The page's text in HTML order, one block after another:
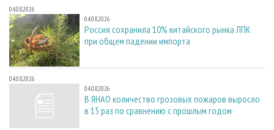
04.08.2026
04.08.2026
Россия сохранила 10% китайского рынка ЛПК
при общем падении импорта
04.08.2026
04.08.2026
В ЯНАО количество грозовых пожаров выросло
в 15 раз по сравнению с прошлым годом